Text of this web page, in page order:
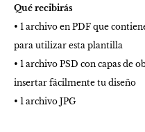
Qué recibirás
• 1 archivo en PDF que
para utilizar esta plantilla
• 1 archivo PSD con capas de
insertar fácilmente tu diseño
• 1 archivo JPG